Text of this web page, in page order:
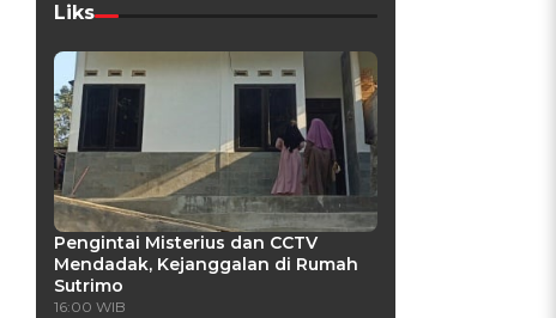
Liks
Pengintai Misterius dan CCTV
Mendadak, Kejanggalan di Rumah
Sutrimo
16:00 WIB